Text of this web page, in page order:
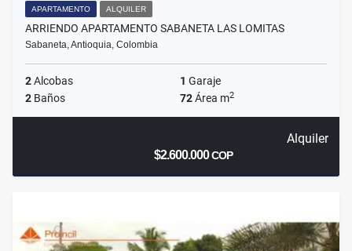
APARTAMENTO ALQUILER
ARRIENDO APARTAMENTO SABANETA LAS LOMITAS
Sabaneta, Antioquia, Colombia
2Alcobas 1 Garaje
2 Baños 72Área m2
Alquiler
$2.600.000COP